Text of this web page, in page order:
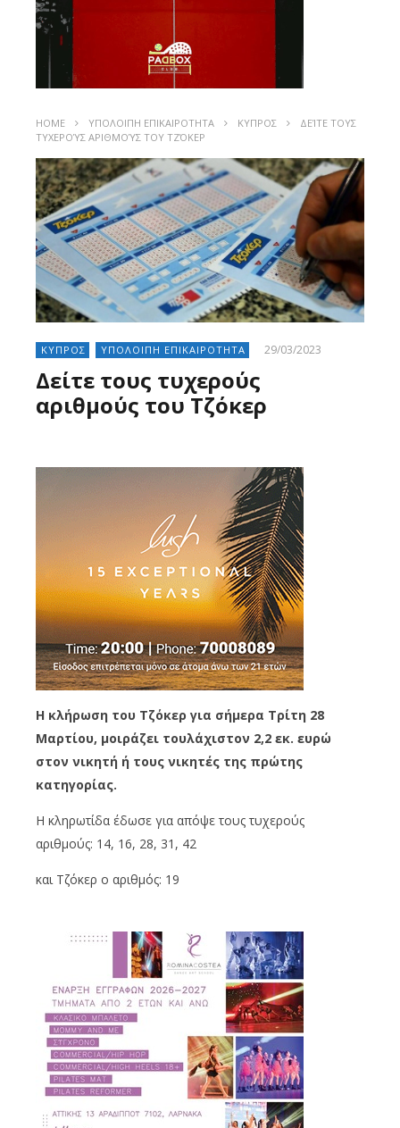
HOME ΥΠΟΛΟΙΠΗ ΕΠΙΚΑΙΡΟΤΗΤΑ ΚΥΠΡΟΣ
ΔΕΊΤΕ ΤΟΥΣ
ΤΥΧΕΡΟΎΣ ΑΡΙΘΜΟΎΣ ΤΟΥ ΤΖΌΚΕΡ
ΚΥΠΡΟΣ ΥΠΟΛΟΙΠΗ ΕΠΙΚΑΙΡΟΤΗΤΑ 29/03/2023
Δείτε τους τυχερούς
αριθμούς του Τζόκερ
Η κλήρωση του Τζόκερ για σήμερα Τρίτη 28
Μαρτίου, μοιράζει τουλάχιστον 2,2 εκ. ευρώ
στον νικητή ή τους νικητές της πρώτης
κατηγορίας.
Η κληρωτίδα έδωσε για απόψε τους τυχερούς
αριθμούς: 14, 16, 28, 31, 42
και Τζόκερ ο αριθμός: 19